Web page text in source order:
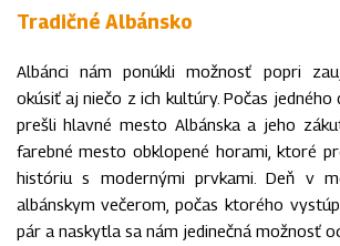
Tradičné Albánsko
Albánci nám ponúkli možnosť popri
okúsiť aj niečo z ich kultúry. Počas jedného
prešli hlavné mesto Albánska a jeho
farebné mesto obklopené horami, ktoré
históriu s modernými prvkami. Deň v
albánskym večerom, počas ktorého
pár a naskytla sa nám jedinečná možnosť